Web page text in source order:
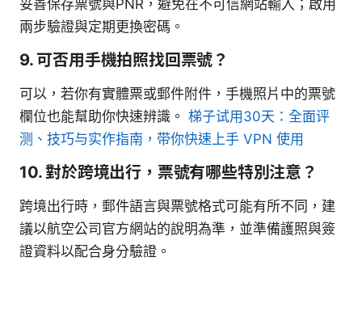
妥善保存票號與PNR，避免在不可信網站輸入；啟用
兩步驗證與定期更換密碼。
9. 可否用手機拍照找回票號？
可以，若你有實體票或郵件附件，手機照片中的票號
欄位也能幫助你快速辨識。 梯子试用30天：全面评
测、技巧与实作指南，带你快速上手 VPN 使用
10. 對於跨境出行，票號有哪些特別注意？
跨境出行時，郵件語言與票號格式可能有所不同，建
議以航空公司官方網站的說明為準，並準備護照與簽
證資料以配合身分驗證。